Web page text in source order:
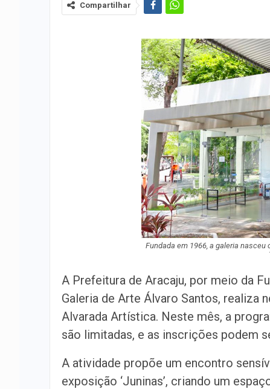
Compartilhar
Fundada em 1966, a galeria
A Prefeitura de Aracaju, por meio da
Galeria de Arte Álvaro Santos, realiza
Alvarada Artística. Neste mês, a
são limitadas, e as inscrições podem
A atividade propõe um encontro
exposição ‘Juninas’, criando um